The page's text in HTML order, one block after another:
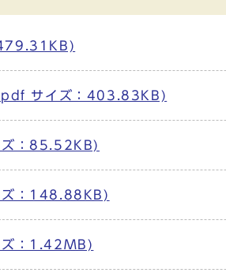
サイズ：403.83KB)
：85.52KB)
：148.88KB)
：1.42MB)